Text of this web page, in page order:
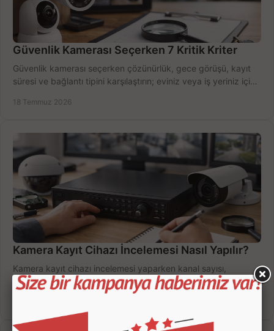
Güvenlik Kamerası Seçerken 7 Kritik Kriter
Güvenlik kamerası seçerken çözünürlük, gece görüşü, kayıt
süresi ve bağlantı tipini karşılaştırın; eviniz veya iş yeriniz için
18 Temmuz 2026
Kamera Kayıt Cihazı İncelemesi Nasıl Yapılır?
Kamera kayıt cihazı incelemesi yaparken kanal sayısı,
çözünürlük, disk kapasitesi ve uzaktan erişimi birlikte
değerlendirin; bütçenizi doğru yönetin.